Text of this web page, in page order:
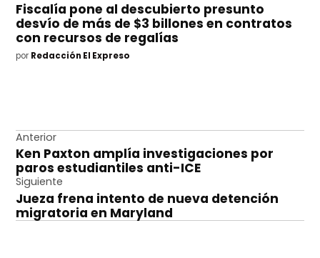
Fiscalía pone al descubierto presunto
desvío de más de $3 billones en contratos
con recursos de regalías
por Redacción El Expreso
Navegación
de
entradas
Anterior
Ken Paxton amplía investigaciones por
paros estudiantiles anti-ICE
Siguiente
Jueza frena intento de nueva detención
migratoria en Maryland